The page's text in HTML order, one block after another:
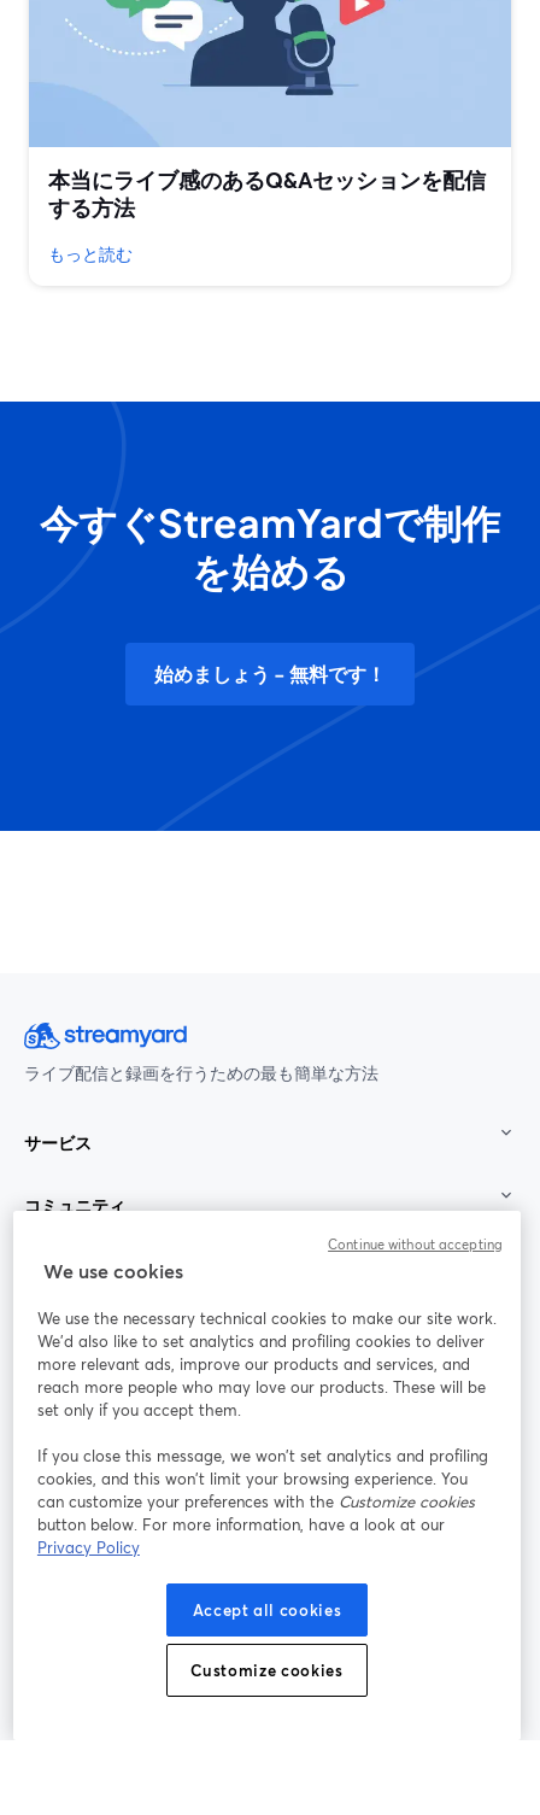
本当にライブ感のあるQ&Aセッションを配信
する方法
もっと読む
今すぐStreamYardで制作
を始める
始めましょう - 無料です！
ライブ配信と録画を行うための最も簡単な方法
サービス
コミュニティ
StreamYard：
参加する
ライ
ンセ
ミナ
ー
Facebook
新しいタブで開く(Twitter)
YouTube
Instagram
新しいタブで開く
LinkedIn
新しいタブで開く
新しいタブで開く
プラットフォーム利用規約
個人情報保護方針 クッキーポリシー
We use cookies
We use the necessary technical cookies to make our site work.
We'd also like to set analytics and profiling cookies to deliver
more relevant ads, improve our products and services, and
reach more people who may love our products. These will be
set only if you accept them.
If you close this message, we won’t set analytics and profiling
cookies, and this won’t limit your browsing experience. You
can customize your preferences with the Customize cookies
button below. For more information, have a look at our
Privacy Policy
Accept all cookies
Customize cookies
Continue without accepting